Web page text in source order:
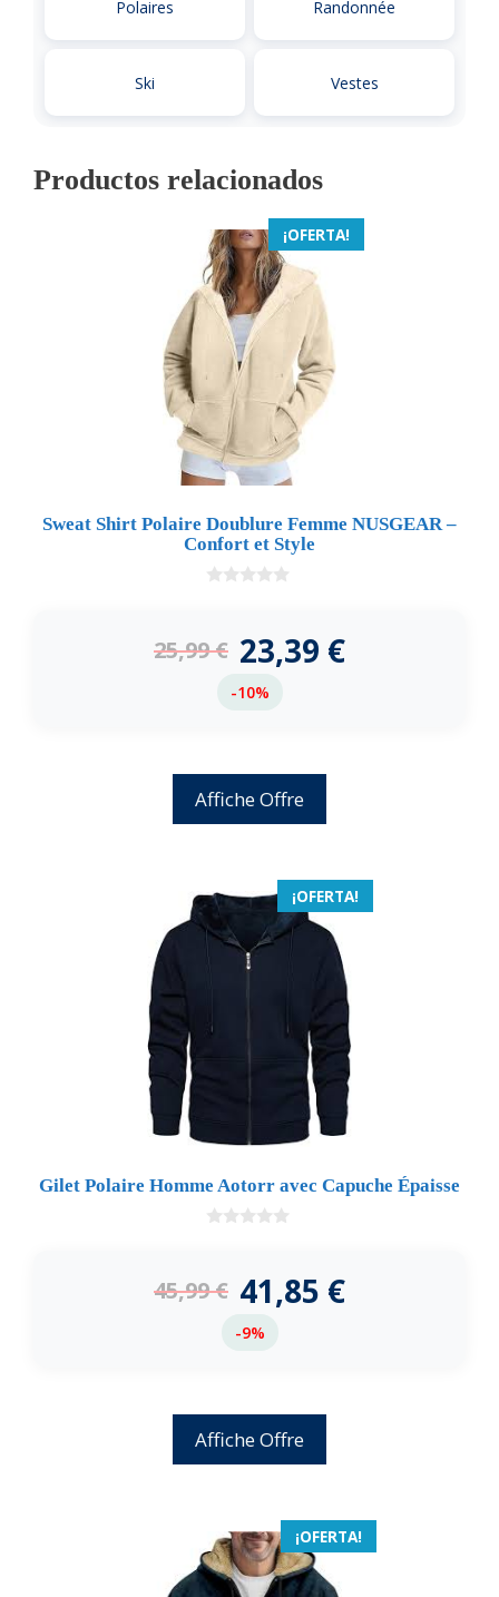
Polaires Randonnée
Ski Vestes
Productos relacionados
¡OFERTA!
Sweat Shirt Polaire Doublure Femme NUSGEAR –
Confort et Style
5
25,99€ 23,39 €
-10%
Affiche Offre
¡OFERTA!
Gilet Polaire Homme Aotorr avec Capuche Épaisse
5
45,99€ 41,85 €
-9%
Affiche Offre
¡OFERTA!